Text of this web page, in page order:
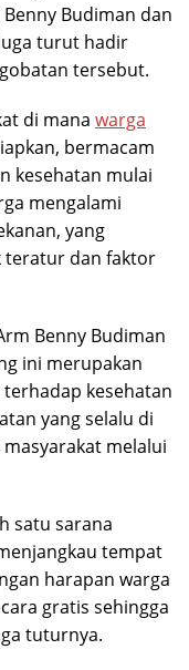
Budiman dan
turut hadir
tersebut.
di mana warga
bermacam
kesehatan mulai
mengalami
yang
teratur dan faktor
Benny Budiman
ini merupakan
kesehatan
yang selalu di
melalui
satu sarana
tempat
harapan warga
gratis sehingga
tuturnya.